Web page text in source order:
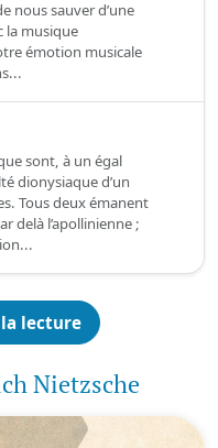
nous sauver d’une
la musique
émotion musicale
sont, à un égal
dionysiaque d’un
Tous deux émanent
delà l’apollinienne ;
lecture
Nietzsche